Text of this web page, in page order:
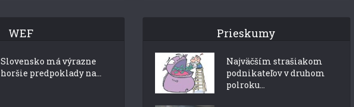
WEF
Slovensko má výrazne
horšie predpoklady na...
Prieskumy
Najväčším strašiakom
podnikateľov v druhom
polroku...